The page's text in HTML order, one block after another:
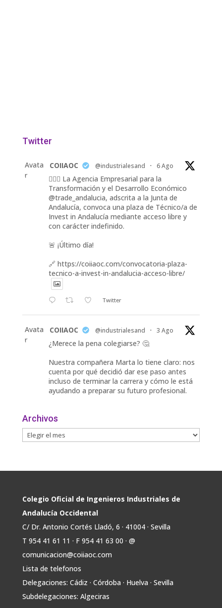
Twitter
Avata
r
COIIAOC @industrialesand · 6 Ago
👷🏽‍♀️ La Agencia Empresarial para la
Transformación y el Desarrollo Económico
@trade_andalucia, adscrita a la Junta de
Andalucía, convoca una plaza de Técnico/a de
Invest in Andalucía mediante acceso libre y
con carácter indefinido.
🚨 ¡Último día!
🔗 https://coiiaoc.com/convocatoria-plaza-
tecnico-a-invest-in-andalucia-acceso-libre/
Twitter
Avata
r
COIIAOC @industrialesand · 3 Ago
¿Merece la pena colegiarse? 🤔
Nuestra compañera Marta lo tiene claro: nos
cuenta por qué decidió dar ese paso antes
incluso de terminar la carrera y cómo le está
ayudando a preparar su futuro profesional.
🤝 Contacto con profesionales y empresas.
💼
r
🏎️ Fórmula Gades, la escudería de la
@univcadiz, presenta el G26, un monoplaza
más ligero, sostenible y adaptado a la nueva
normativa de Formula Student 30 julio 2026.
En la presentación, que tuvo lugar este
miércoles, estuvieron presentes María Luisa
Bea, Presidenta delegada
Archivos
Colegio Oficial de Ingenieros Industriales de
Andalucía Occidental
C/ Dr. Antonio Cortés Lladó, 6 · 41004 · Sevilla
T 954 41 61 11 · F 954 41 63 00 · @
comunicacion@coiiaoc.com
Lista de telefonos
Delegaciones: Cádiz · Córdoba · Huelva · Sevilla
Subdelegaciones: Algeciras